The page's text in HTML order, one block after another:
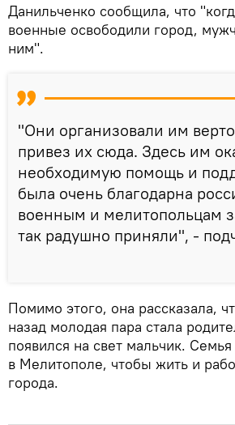
Данильченко сообщила, что
военные освободили город,
ним".
"Они организовали им
привез их сюда. Здесь им
необходимую помощь и
была очень благодарна
военным и мелитопольцам
так радушно приняли", -
Помимо этого, она рассказала,
назад молодая пара стала
появился на свет мальчик.
в Мелитополе, чтобы жить и
города.